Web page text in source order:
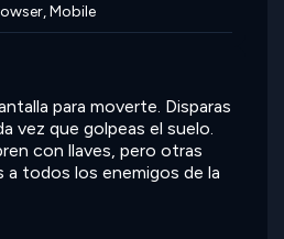
Mobile
para moverte. Disparas
vez que golpeas el suelo.
con llaves, pero otras
a todos los enemigos de la